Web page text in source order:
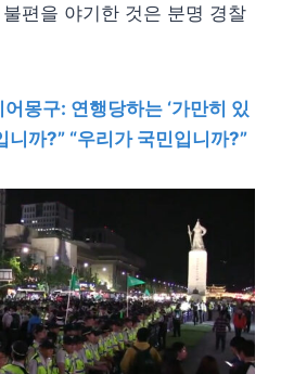
편을 야기한 것은 분명 경찰
몽구: 연행당하는 ‘가만히 있
니까?” “우리가 국민입니까?”